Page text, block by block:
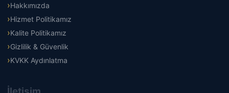
Hakkımızda
Hizmet Politikamız
Kalite Politikamız
Gizlilik & Güvenlik
KVKK Aydınlatma